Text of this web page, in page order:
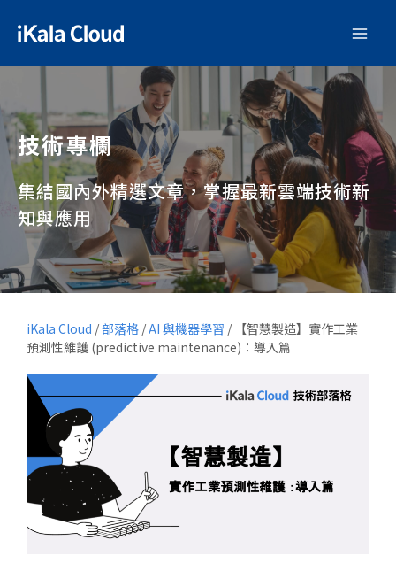
技術專欄
集結國內外精選文章，掌握最新雲端技術新
知與應用
iKala Cloud /部落格 /AI 與機器學習 / 【智慧製造】實作工業
預測性維護 (predictive maintenance)：導入篇